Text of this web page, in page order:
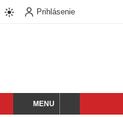
Prihlásenie
HĽADAJMENU